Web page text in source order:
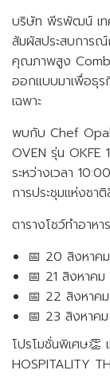
Allies
บริษัท พีรพัฒน์ เท
สัมผัสประสบการณ์
คุณภาพสูง
ออกแบบมาเพื่อธุร
เฉพาะ
พบกับ Chef Opal
OVEN รุ่น
ระหว่างเวลา
การประชุมแห่งช
ตารางโชว์ทำอาหา
📅 20 สิงหาค
📅 21 สิงหาค
📅 22 สิงหาค
📅 23 สิงหาค
โปรโมชั่นพิเศษ👏
HOSPITALITY